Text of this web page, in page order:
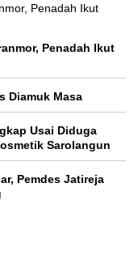
Penadah Ikut
Diamuk Masa
Usai Diduga
Sarolangun
Pemdes Jatireja